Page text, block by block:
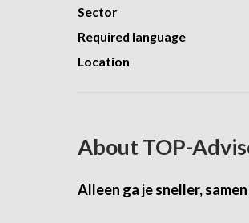
Sector
Required language
Location
About TOP-
Alleen ga je sneller,